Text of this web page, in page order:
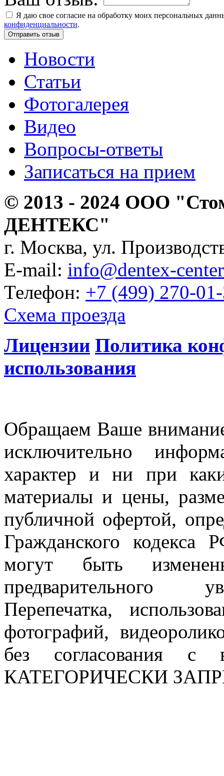
Я даю свое согласие на обработку моих персональных
конфиденциальности.
Новости
Статьи
Фотогалерея
Видео
Вопросы-ответы
Записаться на прием
© 2013 - 2024 ООО
ДЕНТЕКС"
г. Москва, ул.
E-mail: info@dentex-
Телефон: +7 (499) 270-
Схема проезда
Лицензии Политика
использования
Обращаем Ваше
исключительно
характер и ни при
материалы и цены,
публичной офертой,
Гражданского
могут быть
предварительного
Перепечатка,
фотографий,
без согласования с
КАТЕГОРИЧЕСКИ